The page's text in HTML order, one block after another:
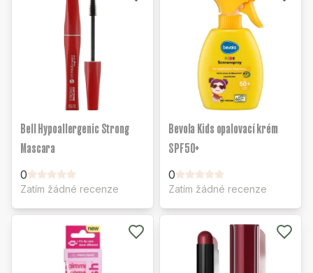
Bell Hypoallergenic Strong
Mascara
0
Zatím žádné recenze
Bevola Kids opalovací krém
SPF50+
0
Zatím žádné recenze